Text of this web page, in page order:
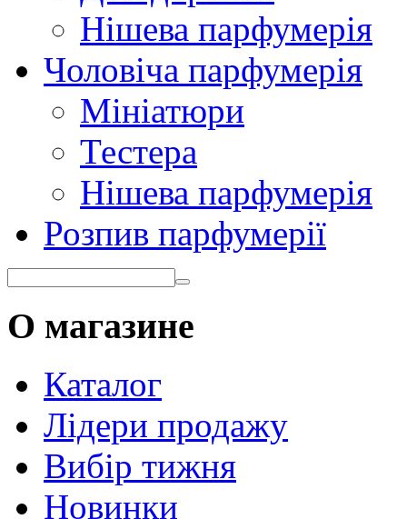
Нішева парфумерія
Чоловіча парфумерія
Мініатюри
Тестера
Нішева парфумерія
Розпив парфумерії
О магазине
Каталог
Лідери продажу
Вибір тижня
Новинки